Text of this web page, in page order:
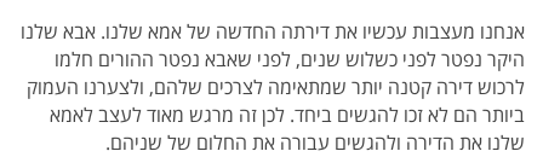
אנחנו מעצבות עכשיו את דירתה החדשה של אמא שלנו. אבא שלנו
היקר נפטר לפני כשלוש שנים, לפני שאבא נפטר ההורים חלמו
לרכוש דירה קטנה יותר שמתאימה לצרכים שלהם, ולצערנו העמוק
ביותר הם לא זכו להגשים ביחד. לכן זה מרגש מאוד לעצב לאמא
שלנו את הדירה ולהגשים עבורה את החלום של שניהם.